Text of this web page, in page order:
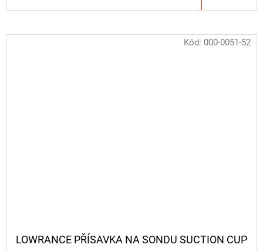
LOWRANCE PŘÍSAVKA NA SONDU SUCTION CUP
Kód: 000-0051-52